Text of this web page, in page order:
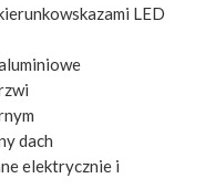
LED
dach
elektrycznie i